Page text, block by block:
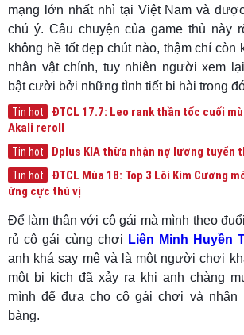
mạng lớn nhất nhì tại Việt Nam và
chú ý. Câu chuyện của game thủ này
không hề tốt đẹp chút nào, thậm chí còn
nhân vật chính, tuy nhiên người xem
bật cười bởi những tình tiết bi hài trong
Tin hot
ĐTCL 17.7: Leo rank thần tốc cuối
Akali reroll
Tin hot Dplus KIA thừa nhận nợ lương tuyển
Tin hot
ĐTCL Mùa 18: Top 3 Lõi Kim Cương
ứng cực thú vị
Để làm thân với cô gái mà mình theo
rủ cô gái cùng chơi Liên Minh Huyền
anh khá say mê và là một người chơi
một bi kịch đã xảy ra khi anh chàng
mình để đưa cho cô gái chơi và nhận
bàng.